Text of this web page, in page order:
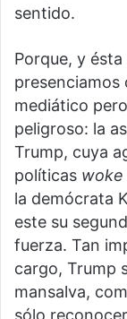
sentido.
Porque, y
presenciamos
mediático
peligroso: la
Trump, cuya
políticas woke
la demócrata
este su
fuerza. Tan
cargo, Trump
mansalva,
sólo